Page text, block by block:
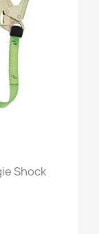
Shock